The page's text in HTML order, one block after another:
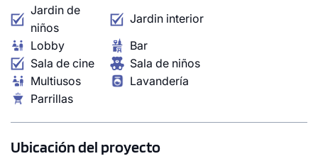
Jardin de
niños
Jardin interior
Lobby
Bar
Sala de cine
Sala de niños
Multiusos
Lavandería
Parrillas
Ubicación del proyecto